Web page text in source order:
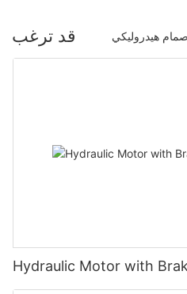
قد ترغب صمام هيدروليكي
Hydraulic Motor with